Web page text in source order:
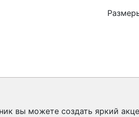
вы можете создать яркий